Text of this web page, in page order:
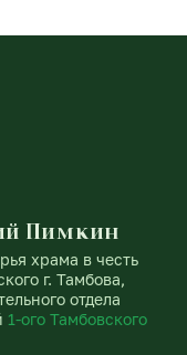
Пимкин
храма в честь
г. Тамбова,
отдела
1-ого Тамбовского